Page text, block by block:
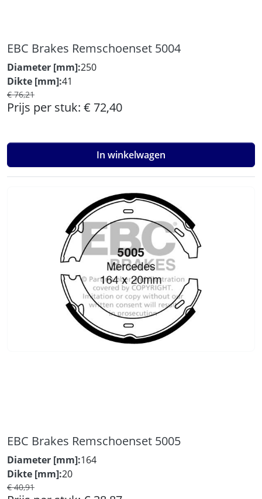
EBC Brakes Remschoenset 5004
Diameter [mm]:250
Dikte [mm]:41
€ 76,21
Prijs per stuk: € 72,40
In winkelwagen
EBC Brakes Remschoenset 5005
Diameter [mm]:164
Dikte [mm]:20
€ 40,91